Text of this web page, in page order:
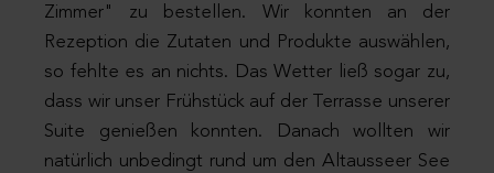
Zimmer" zu bestellen. Wir konnten an der
Rezeption die Zutaten und Produkte auswählen,
so fehlte es an nichts. Das Wetter ließ sogar zu,
dass wir unser Frühstück auf der Terrasse unserer
Suite genießen konnten. Danach wollten wir
natürlich unbedingt rund um den Altausseer See